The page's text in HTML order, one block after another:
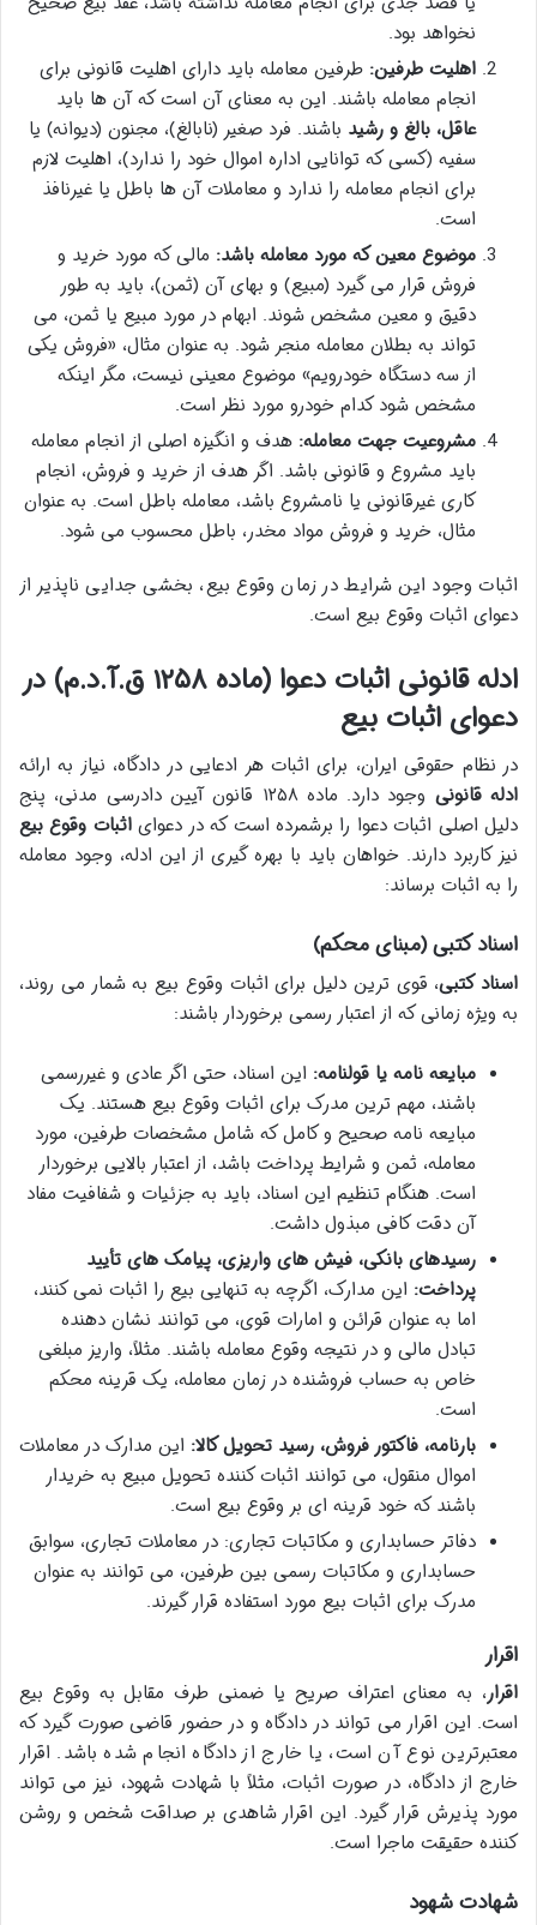
نخواهد بود.
اهلیت طرفین: طرفین معامله باید دارای اهلیت قانونی برای
انجام معامله باشند. این به معنای آن است که آن ها باید
عاقل، بالغ و رشید باشند. فرد صغیر (نابالغ)، مجنون (دیوانه) یا
سفیه (کسی که توانایی اداره اموال خود را ندارد)، اهلیت لازم
برای انجام معامله را ندارد و معاملات آن ها باطل یا غیرنافذ
است.
موضوع معین که مورد معامله باشد: مالی که مورد خرید و
فروش قرار می گیرد (مبیع) و بهای آن (ثمن)، باید به طور
دقیق و معین مشخص شوند. ابهام در مورد مبیع یا ثمن، می
تواند به بطلان معامله منجر شود. به عنوان مثال، «فروش یکی
از سه دستگاه خودرویم» موضوع معینی نیست، مگر اینکه
مشخص شود کدام خودرو مورد نظر است.
مشروعیت جهت معامله: هدف و انگیزه اصلی از انجام معامله
باید مشروع و قانونی باشد. اگر هدف از خرید و فروش، انجام
کاری غیرقانونی یا نامشروع باشد، معامله باطل است. به عنوان
مثال، خرید و فروش مواد مخدر، باطل محسوب می شود.
اثبات وجود این شرایط در زمان وقوع بیع، بخشی جدایی ناپذیر از
دعوای اثبات وقوع بیع است.
ادله قانونی اثبات دعوا (ماده ۱۲۵۸ ق.آ.د.م) در
دعوای اثبات بیع
در نظام حقوقی ایران، برای اثبات هر ادعایی در دادگاه، نیاز به ارائه
ادله قانونی
وجود دارد. ماده ۱۲۵۸ قانون آیین دادرسی مدنی، پنج
دلیل اصلی اثبات دعوا را برشمرده است که در دعوایاثبات وقوع بیع
نیز کاربرد دارند. خواهان باید با بهره گیری از این ادله، وجود معامله
را به اثبات برساند:
اسناد کتبی (مبنای محکم)
اسناد کتبی، قوی ترین دلیل برای اثبات وقوع بیع به شمار می روند،
به ویژه زمانی که از اعتبار رسمی برخوردار باشند:
مبایعه نامه یا قولنامه: این اسناد، حتی اگر عادی و غیررسمی
باشند، مهم ترین مدرک برای اثبات وقوع بیع هستند. یک
مبایعه نامه صحیح و کامل که شامل مشخصات طرفین، مورد
معامله، ثمن و شرایط پرداخت باشد، از اعتبار بالایی برخوردار
است. هنگام تنظیم این اسناد، باید به جزئیات و شفافیت مفاد
آن دقت کافی مبذول داشت.
رسیدهای بانکی، فیش های واریزی، پیامک های تأیید
پرداخت: این مدارک، اگرچه به تنهایی بیع را اثبات نمی کنند،
اما به عنوان قرائن و امارات قوی، می توانند نشان دهنده
تبادل مالی و در نتیجه وقوع معامله باشند. مثلاً، واریز مبلغی
خاص به حساب فروشنده در زمان معامله، یک قرینه محکم
است.
بارنامه، فاکتور فروش، رسید تحویل کالا: این مدارک در معاملات
اموال منقول، می توانند اثبات کننده تحویل مبیع به خریدار
باشند که خود قرینه ای بر وقوع بیع است.
دفاتر حسابداری و مکاتبات تجاری: در معاملات تجاری، سوابق
حسابداری و مکاتبات رسمی بین طرفین، می توانند به عنوان
مدرک برای اثبات بیع مورد استفاده قرار گیرند.
اقرار
اقرار، به معنای اعتراف صریح یا ضمنی طرف مقابل به وقوع بیع
است. این اقرار می تواند در دادگاه و در حضور قاضی صورت گیرد که
معتبرترین نوع آن است، یا خارج از دادگاه انجام شده باشد. اقرار
خارج از دادگاه، در صورت اثبات، مثلاً با شهادت شهود، نیز می تواند
مورد پذیرش قرار گیرد. این اقرار شاهدی بر صداقت شخص و روشن
کننده حقیقت ماجرا است.
شهادت شهود